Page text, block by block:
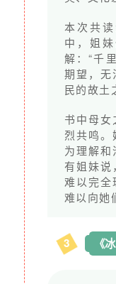
本次共
中，姐
解：“千
期望，无
民的故土
书中母
烈共鸣
为理解和
有姐妹说
难以完
难以向她
3 《